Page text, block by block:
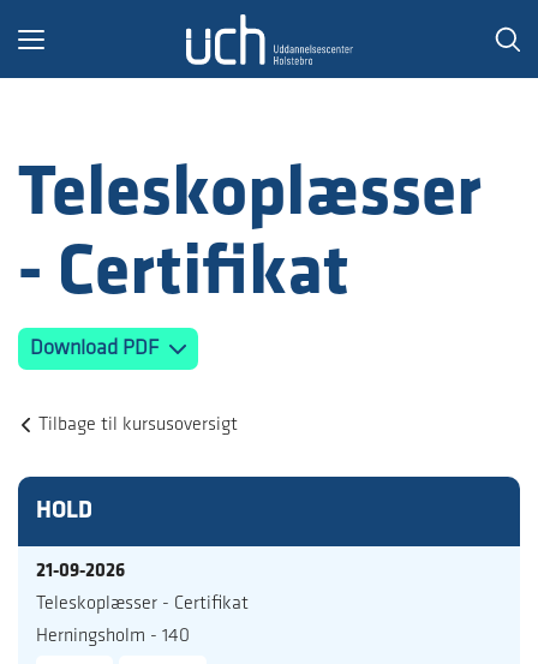
Toggle
Teleskoplæsser
- Certifikat
Download PDF
Tilbage til kursusoversigt
HOLD
21-09-2026
Teleskoplæsser - Certifikat
Herningsholm - 140